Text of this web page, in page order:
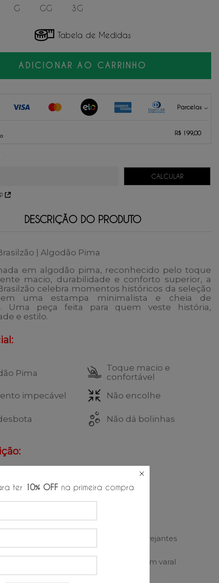
G GG 3G
Tabela de Medidas
ADICIONAR AO CARRINHO
Parcelas
R$ 199,00
DESCRIÇÃO DO PRODUTO
| Algodão Pima
em algodão pima, reconhecido pelo toque
macio, durabilidade e conforto superior, a
celebra momentos históricos da seleção
em uma estampa minimalista e cheia de
Uma peça feita para quem veste história,
e estilo.
Pima
Toque macio e
confortável
impecável
Não encolhe
Não dá bolinhas
03% Elastano
de lavagem:
Proibido alvejantes
Secagem em varal
ter 10% OFFna primeira compra